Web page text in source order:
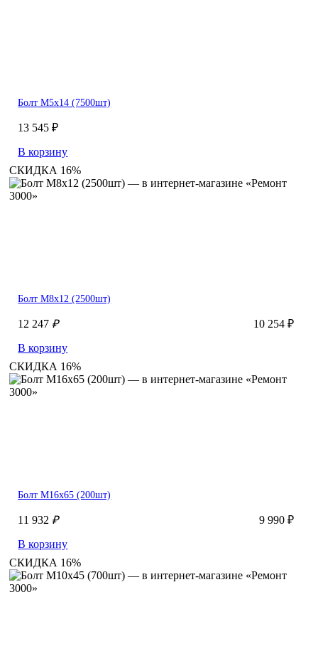
Болт М5х14 (7500шт)
13 545 ₽
В корзину
СКИДКА 16%
Болт М8х12 (2500шт)
12 247₽
10 254 ₽
В корзину
СКИДКА 16%
Болт М16х65 (200шт)
11 932₽
9 990 ₽
В корзину
СКИДКА 16%